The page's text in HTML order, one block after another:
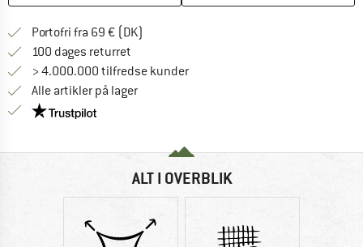
Portofri fra 69 € (DK)
100 dages returret
> 4.000.000 tilfredse kunder
Alle artikler på lager
Vi er Trustpilot-certificeret - oplysningerne får du
ALT I OVERBLIK